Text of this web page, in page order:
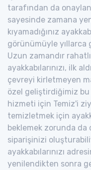
tarafından da
sayesinde zamana
kıyamadığınız
görünümüyle yıllarca
Uzun zamandır
ayakkabılarınızı, ilk
çevreyi kirletmeyen
özel geliştirdiğimiz
hizmeti için Temiz'i
temizletmek için
beklemek zorunda
siparişinizi
ayakkabılarınızı
yenilendikten sonra